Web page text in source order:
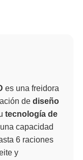
es una freidora
de diseño
tecnología de
capacidad
6 raciones
y